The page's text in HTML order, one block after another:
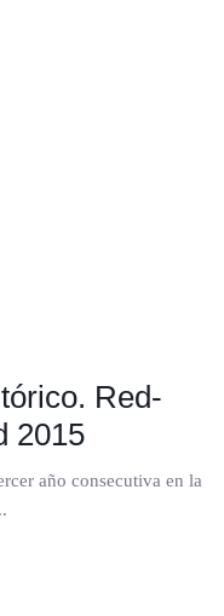
Red-
2015
año consecutiva en la